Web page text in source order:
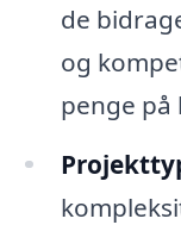
de
og
penge